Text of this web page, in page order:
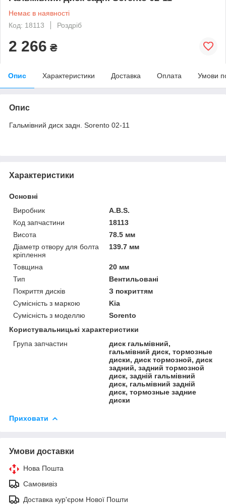
Немає в наявності
Код: 18113
Роздріб
2 266 ₴
Опис Характеристики Доставка Оплата Умови
Опис
Гальмівний диск задн. Sorento 02-11
Характеристики
Основні
Виробник
A.B.S.
Код запчастини
18113
Висота
78.5 мм
Діаметр отвору для болта
кріплення
139.7 мм
Товщина
20 мм
Тип
Вентильовані
Покриття дисків
З покриттям
Сумісність з маркою
Kia
Сумісність з моделлю
Sorento
Користувальницькі характеристики
Група запчастин
диск гальмівний,
гальмівний диск, тормозные
диски, диск тормозной, диск
задний, задний тормозной
диск, задній гальмівний
диск, гальмівний задній
диск, тормозные задние
диски
Приховати
Умови доставки
Нова Пошта
Самовивіз
Доставка кур'єром Нової Пошти